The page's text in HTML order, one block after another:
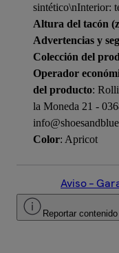
sintético\nInterior:
Altura del tacón
Advertencias y
Colección del
Operador
del producto:
la Moneda 21 -
Color: Apricot
Aviso –
Reportar contenido